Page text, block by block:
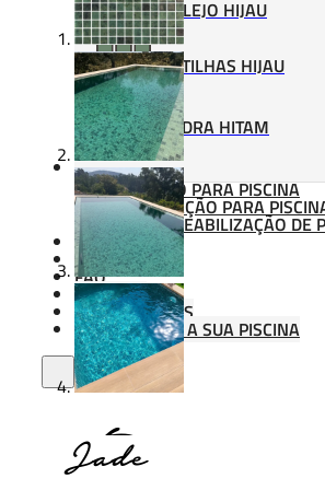
AZULEJO HIJAU
PASTILHAS HIJAU
PEDRA HITAM
MATERIAIS DE APLICAÇÃO
ADESIVO PARA PISCINA
BETUMAÇÃO PARA
IMPERMEABILIZAÇÃO DE
ORÇAMENTO
SOBRE NÓS
FAQ
CONTATO
PROFISSIONAIS
PERSONALIZE A SUA PISCINA
Jade